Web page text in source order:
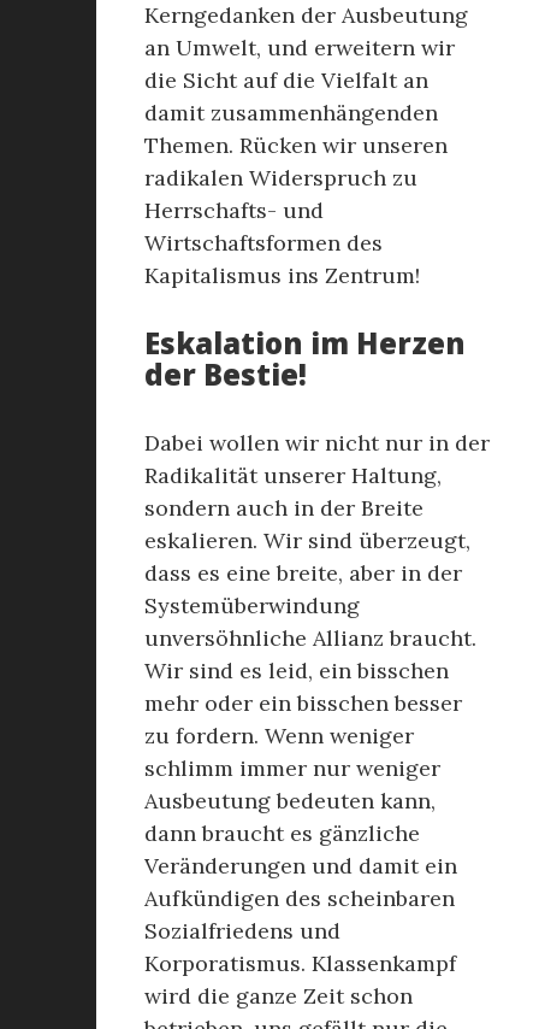
Kerngedanken der Ausbeutung
an Umwelt, und erweitern wir
die Sicht auf die Vielfalt an
damit zusammenhängenden
Themen. Rücken wir unseren
radikalen Widerspruch zu
Herrschafts- und
Wirtschaftsformen des
Kapitalismus ins Zentrum!
Eskalation im Herzen
der Bestie!
Dabei wollen wir nicht nur in der
Radikalität unserer Haltung,
sondern auch in der Breite
eskalieren. Wir sind überzeugt,
dass es eine breite, aber in der
Systemüberwindung
unversöhnliche Allianz braucht.
Wir sind es leid, ein bisschen
mehr oder ein bisschen besser
zu fordern. Wenn weniger
schlimm immer nur weniger
Ausbeutung bedeuten kann,
dann braucht es gänzliche
Veränderungen und damit ein
Aufkündigen des scheinbaren
Sozialfriedens und
Korporatismus. Klassenkampf
wird die ganze Zeit schon